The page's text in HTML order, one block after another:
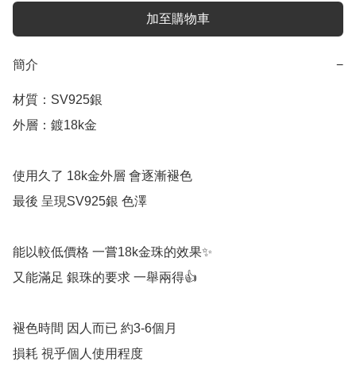
加至購物車
簡介 −
材質：SV925銀
外層：鍍18k金
使用久了 18k金外層 會逐漸褪色
最後 呈現SV925銀 色澤
能以較低價格 一嘗18k金珠的效果✨
又能滿足 銀珠的要求 一舉兩得👍
褪色時間 因人而已 約3-6個月
損耗 視乎個人使用程度